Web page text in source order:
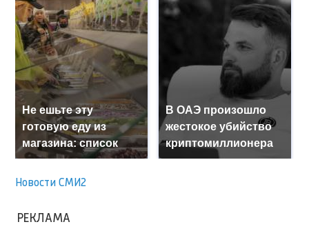
Не ешьте эту
готовую еду из
магазина: список
В ОАЭ произошло
жестокое убийство
криптомиллионера
Новости СМИ2
РЕКЛАМА